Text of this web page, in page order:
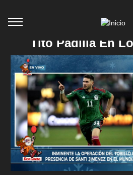
Tito Padilla En